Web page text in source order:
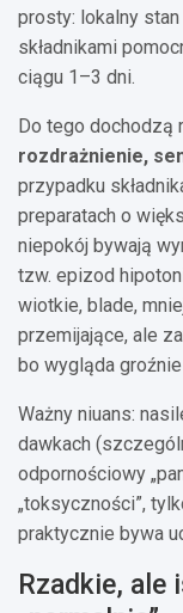
prosty: lokalny
składnikami
ciągu 1–3 dni.
Do tego dochodzą
rozdrażnienie,
przypadku
preparatach o
niepokój bywają
tzw. epizod
wiotkie, blade,
przemijające, ale
bo wygląda
Ważny niuans:
dawkach
odpornościowy
„toksyczności”,
praktycznie bywa
Rzadkie, ale